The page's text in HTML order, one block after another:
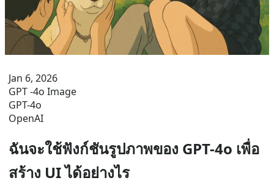
Jan 6, 2026
GPT -4o Image
GPT-4o
OpenAI
ฉันจะใช้ฟังก์ชันรูปภาพของ GPT-4o เพื่อ
สร้าง UI ได้อย่างไร